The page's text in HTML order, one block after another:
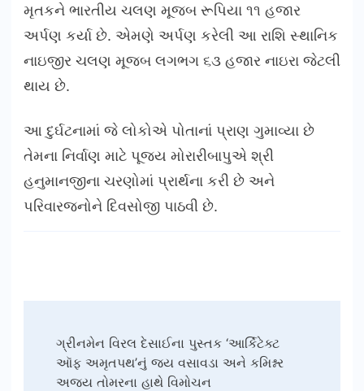
મૃતકને ભારતીય ચલણ મૂજબ રૂપિયા ૧૧ હજાર
અર્પણ કર્યા છે. એમણે અર્પણ કરેલી આ રાશિ સ્થાનિક
નાઇજીર ચલણ મૂજબ લગભગ ૬૩ હજાર નાઇરા જેટલી
થાય છે.
આ દુર્ઘટનામાં જે લોકોએ પોતાનાં પ્રાણ ગુમાવ્યા છે
તેમના નિર્વાણ માટે પૂજ્ય મોરારીબાપુએ શ્રી
હનુમાનજીના ચરણોમાં પ્રાર્થના કરી છે અને
પરિવારજનોને દિવસોજી પાઠવી છે.
Navigation
ગ્રીનમેન વિરલ દેસાઈના પુસ્તક ‘આર્કિટેક્ટ
ઑફ અમૃતપથ’નું જય વસાવડા અને કમિશ્નર
અજય તોમરના હાથે વિમોચન